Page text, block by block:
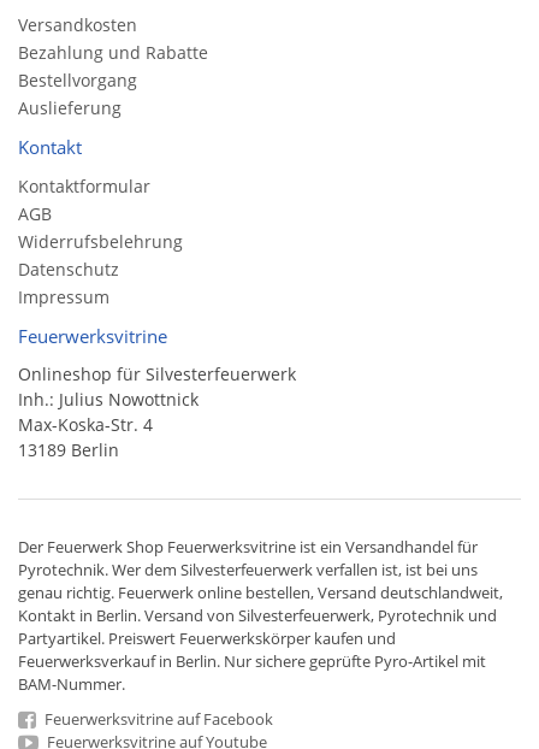
Versandkosten
Bezahlung und Rabatte
Bestellvorgang
Auslieferung
Kontakt
Kontaktformular
AGB
Widerrufsbelehrung
Datenschutz
Impressum
Feuerwerksvitrine
Onlineshop für Silvesterfeuerwerk
Inh.: Julius Nowottnick
Max-Koska-Str. 4
13189 Berlin
Der Feuerwerk Shop Feuerwerksvitrine ist ein Versandhandelfür
Pyrotechnik. Wer dem Silvesterfeuerwerk verfallen ist, ist bei uns
genau richtig. Feuerwerk online bestellen,Versand deutschlandweit,
Kontakt in Berlin. Versand von Silvesterfeuerwerk, Pyrotechnik und
Partyartikel. Preiswert Feuerwerkskörper kaufen und
Feuerwerksverkauf in Berlin. Nur sichere geprüfte Pyro-Artikel mit
BAM-Nummer.
Feuerwerksvitrine auf Facebook
Feuerwerksvitrine auf Youtube